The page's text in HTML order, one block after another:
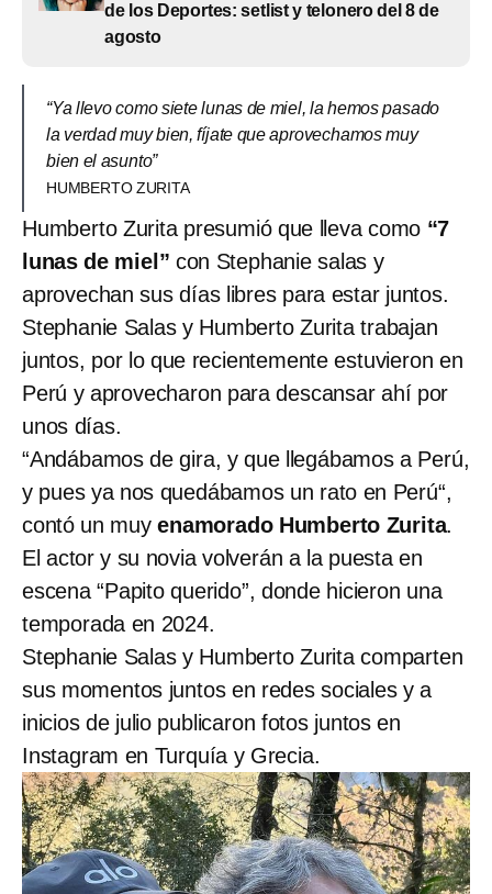
de los Deportes: setlist y telonero del 8 de
agosto
“Ya llevo como siete lunas de miel, la hemos pasado
la verdad muy bien, fíjate que aprovechamos muy
bien el asunto”
HUMBERTO ZURITA
Humberto Zurita presumió que lleva como “7
lunas de miel” con Stephanie salas y
aprovechan sus días libres para estar juntos.
Stephanie Salas y Humberto Zurita trabajan
juntos, por lo que recientemente estuvieron en
Perú y aprovecharon para descansar ahí por
unos días.
“Andábamos de gira, y que llegábamos a Perú,
y pues ya nos quedábamos un rato en Perú“,
contó un muyenamorado Humberto Zurita.
El actor y su novia volverán a la puesta en
escena “Papito querido”, donde hicieron una
temporada en 2024.
Stephanie Salas y Humberto Zurita comparten
sus momentos juntos en redes sociales y a
inicios de julio publicaron fotos juntos en
Instagram en Turquía y Grecia.